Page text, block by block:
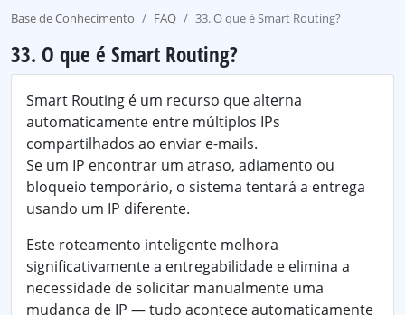
Base de Conhecimento FAQ 33. O que é Smart Routing?
33. O que é Smart Routing?
Smart Routing é um recurso que alterna
automaticamente entre múltiplos IPs
compartilhados ao enviar e-mails.
Se um IP encontrar um atraso, adiamento ou
bloqueio temporário, o sistema tentará a entrega
usando um IP diferente.
Este roteamento inteligente melhora
significativamente a entregabilidade e elimina a
necessidade de solicitar manualmente uma
mudança de IP — tudo acontece automaticamente